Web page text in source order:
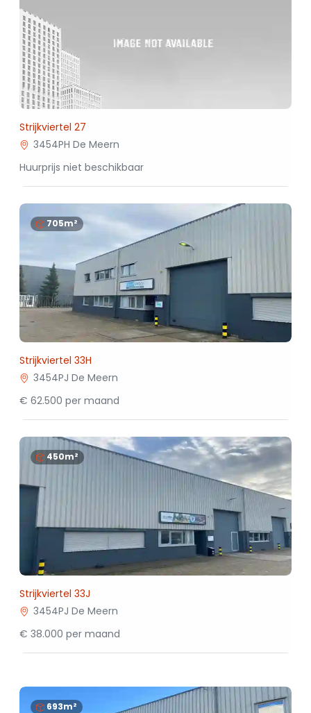
Strijkviertel 27
3454PH De Meern
Huurprijs niet beschikbaar
705m²
Strijkviertel 33H
3454PJ De Meern
€ 62.500 per maand
450m²
Strijkviertel 33J
3454PJ De Meern
€ 38.000 per maand
693m²